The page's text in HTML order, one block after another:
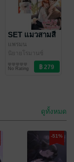
SET แมวสามสี
แพรมน
นิยายโรมานซ์
No Rating
ดูทั้งหมด
-51%